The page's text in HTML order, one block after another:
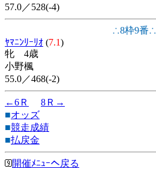
57.0／528(-4)
∴8枠9番∴
ﾔﾏﾆﾝﾘｰﾘｵ (7.1)
牝 4歳
小野楓
55.0／468(-2)
←6Ｒ
8Ｒ→
■オッズ
■競走成績
■払戻金
開催ﾒﾆｭｰへ戻る